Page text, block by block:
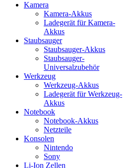
Kamera
Kamera-Akkus
Ladegerät für Kamera-
Akkus
Staubsauger
Staubsauger-Akkus
Staubsauger-
Universalzubehör
Werkzeug
Werkzeug-Akkus
Ladegerät für Werkzeug-
Akkus
Notebook
Notebook-Akkus
Netzteile
Konsolen
Nintendo
Sony
Li-Ion Zellen